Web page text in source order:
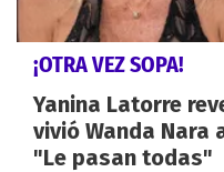
¡OTRA VEZ SOPA!
Yanina Latorre
vivió Wanda
"Le pasan todas"